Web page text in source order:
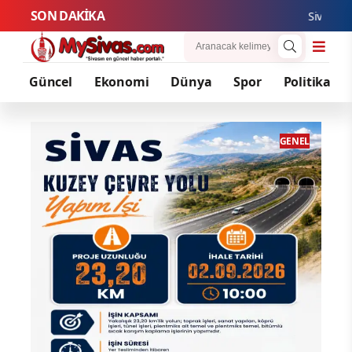
SON DAKİKA Sivas’tan
Güncel Ekonomi Dünya Spor Politika
GENEL